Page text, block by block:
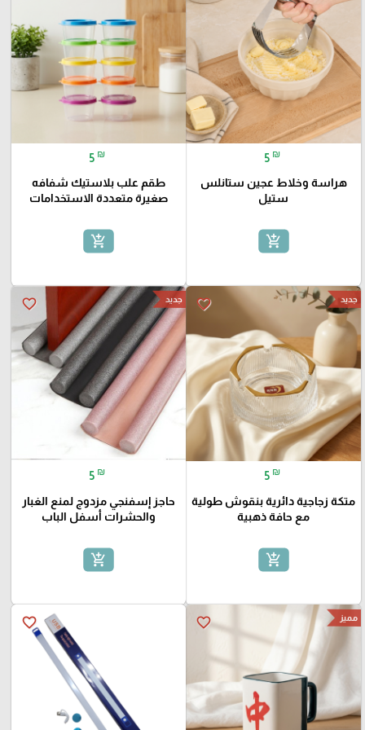
5 ₪
هراسة وخلاط عجين ستانلس
ستيل
add_shopping_cart
5 ₪
طقم علب بلاستيك شفافه
صغيرة متعددة الاستخدامات
add_shopping_cart
favorite_border جديد
5 ₪
متكة زجاجية دائرية بنقوش طولية
مع حافة ذهبية
add_shopping_cart
favorite_border جديد
5 ₪
حاجز إسفنجي مزدوج لمنع الغبار
والحشرات أسفل الباب
add_shopping_cart
favorite_border مميز favorite_border